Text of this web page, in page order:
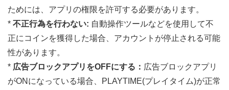
ためには、アプリの権限を許可する必要があります。
* 不正行為を行わない: 自動操作ツールなどを使用して不
正にコインを獲得した場合、アカウントが停止される可能
性があります。
* 広告ブロックアプリをOFFにする： 広告ブロックアプリ
がONになっている場合、PLAYTIME(プレイタイム)が正常